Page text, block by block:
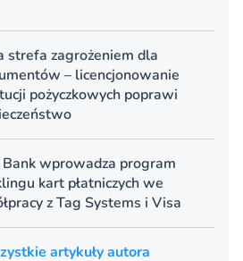
strefa zagrożeniem dla
– licencjonowanie
pożyczkowych poprawi
wprowadza program
kart płatniczych we
z Tag Systems i Visa
artykuły autora